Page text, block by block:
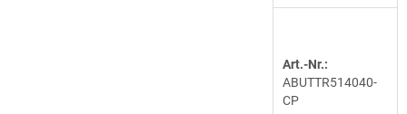
Art.-Nr.:
ABUTTR514040-
CP